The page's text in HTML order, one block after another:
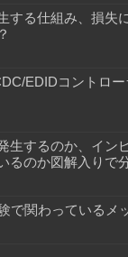
する仕組み、損失
EDIDコントロ
生するのか、イン
るのか図解入りで
で関わっているメ